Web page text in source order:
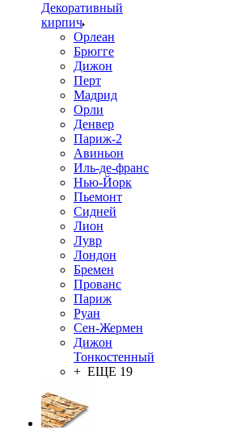
Декоративный
кирпич
Орлеан
Брюгге
Дижон
Перт
Мадрид
Орли
Денвер
Париж-2
Авиньон
Иль-де-франс
Нью-Йорк
Пьемонт
Сидней
Лион
Лувр
Лондон
Бремен
Прованс
Париж
Руан
Сен-Жермен
Дижон
Тонкостенный
+ ЕЩЕ 19